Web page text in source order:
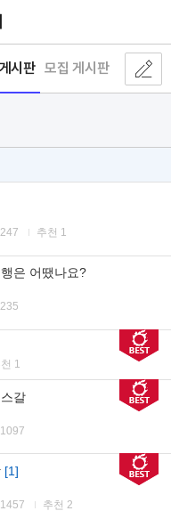
시판 모집 게시판
추천 1
은 어땠나요?
1
갈
[1]
추천 2